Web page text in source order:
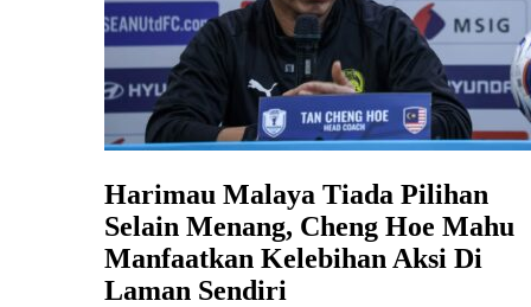
Harimau Malaya Tiada Pilihan
Selain Menang, Cheng Hoe Mahu
Manfaatkan Kelebihan Aksi Di
Laman Sendiri